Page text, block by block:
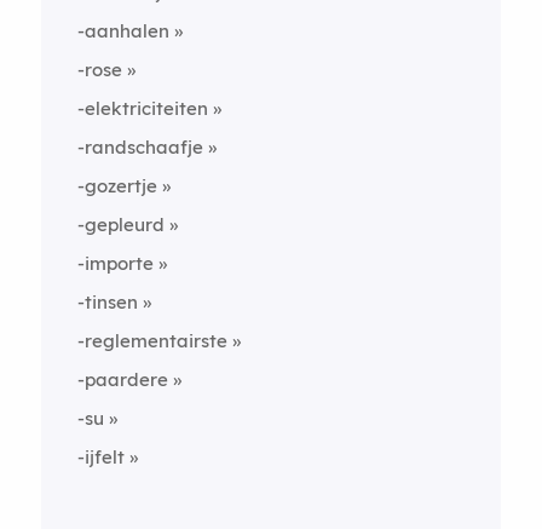
-aanhalen
-rose
-elektriciteiten
-randschaafje
-gozertje
-gepleurd
-importe
-tinsen
-reglementairste
-paardere
-su
-ijfelt